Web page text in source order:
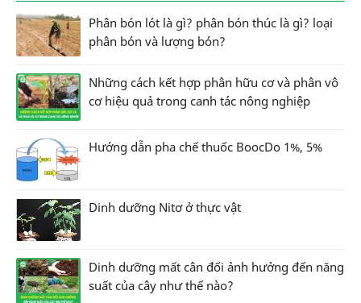
Phân bón lót là gì? phân bón thúc là gì? loại
phân bón và lượng bón?
Những cách kết hợp phân hữu cơ và phân vô
cơ hiệu quả trong canh tác nông nghiệp
Hướng dẫn pha chế thuốc BoocDo 1%, 5%
Dinh dưỡng Nitơ ở thực vật
Dinh dưỡng mất cân đối ảnh hưởng đến năng
suất của cây như thế nào?